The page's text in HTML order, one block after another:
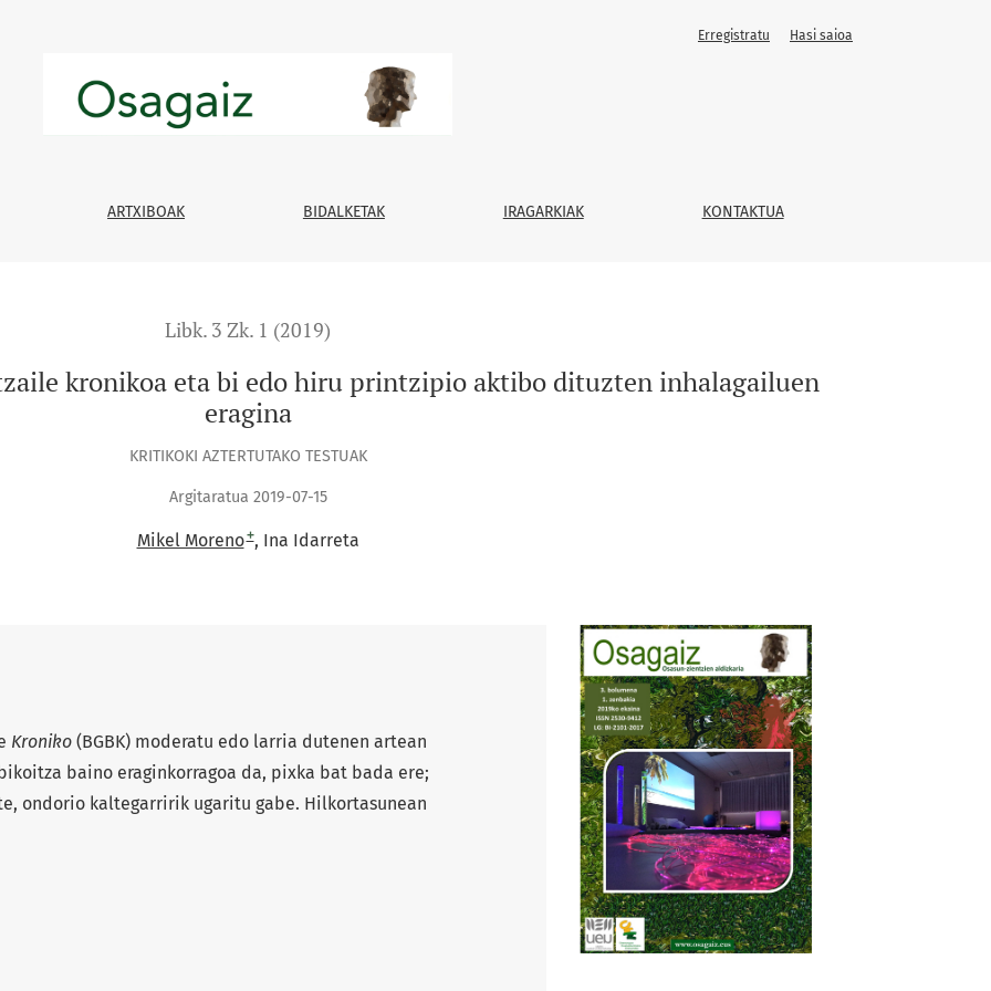
bi edo hiru printzipio aktibo dituzten inhalagailuen eragina
ARTXIBOAK BIDALKETAK IRAGARKIAK KONTAKTUA
Erregistratu Hasi saioa
Libk. 3 Zk. 1 (2019)
kronikoa eta bi edo hiru printzipio aktibo dituzten inhalagailuen
eragina
KRITIKOKI AZTERTUTAKO TESTUAK
Argitaratua 2019-07-15
Mikel Moreno+ Ina Idarreta
Kroniko (BGBK) moderatu edo larria dutenen artean
baino eraginkorragoa da, pixka bat bada ere;
ondorio kaltegarririk ugaritu gabe. Hilkortasunean